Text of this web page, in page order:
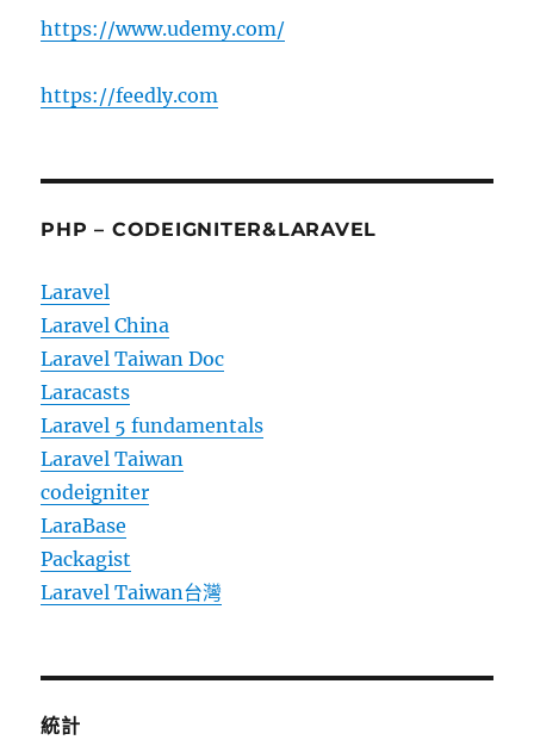
https://www.udemy.com/
https://feedly.com
PHP – CODEIGNITER&LARAVEL
Laravel
Laravel China
Laravel Taiwan Doc
Laracasts
Laravel 5 fundamentals
Laravel Taiwan
codeigniter
LaraBase
Packagist
Laravel Taiwan台灣
統計